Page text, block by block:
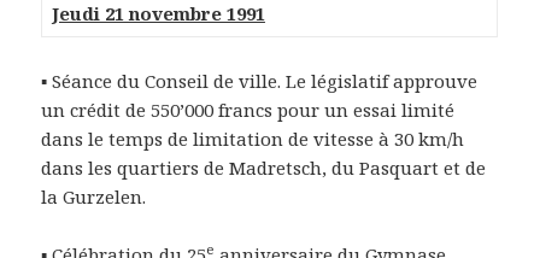
Jeudi 21 novembre 1991
▪ Séance du Conseil de ville. Le législatif approuve
un crédit de 550’000 francs pour un essai limité
dans le temps de limitation de vitesse à 30 km/h
dans les quartiers de Madretsch, du Pasquart et de
la Gurzelen.
e